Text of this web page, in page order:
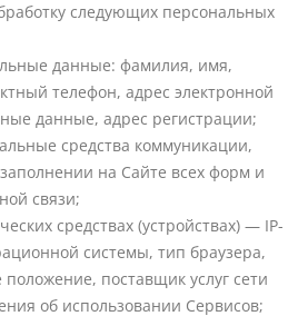
следующих персональных
данные: фамилия, имя,
телефон, адрес электронной
данные, адрес регистрации;
средства коммуникации,
на Сайте всех форм и
связи;
средствах (устройствах) — IP-
системы, тип браузера,
положение, поставщик услуг сети
об использовании Сервисов;